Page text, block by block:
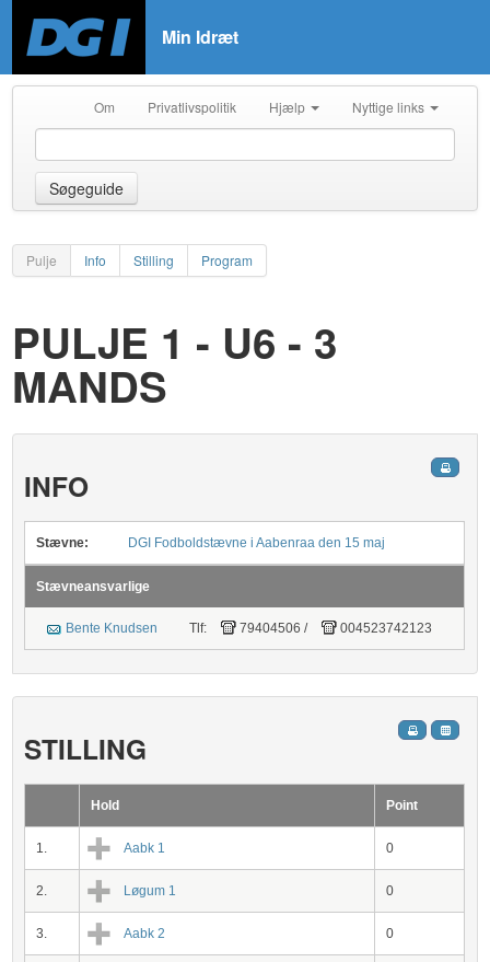
Min Idræt
Om Privatlivspolitik Hjælp Nyttige links
Søgeguide
Pulje Info Stilling Program
PULJE 1 - U6 - 3
MANDS
INFO
Stævne: DGI Fodboldstævne i Aabenraa den 15 maj
Stævneansvarlige
Bente Knudsen Tlf: 79404506 / 004523742123
STILLING
Hold Point
1. Aabk 1 0
2. Løgum 1 0
3. Aabk 2 0